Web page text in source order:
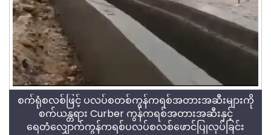
စက်ရုံစလစ်ဖြင့် ပလပ်စတစ်ကွန်ကရစ်အတားအဆီးများကို
စက်ယန္တရား Curber ကွန်ကရစ်အတားအဆီးနှင့်
ရေတံလျှောက်ကွန်ကရစ်ပလပ်စလစ်ဖောင်ပြုလုပ်ခြင်း